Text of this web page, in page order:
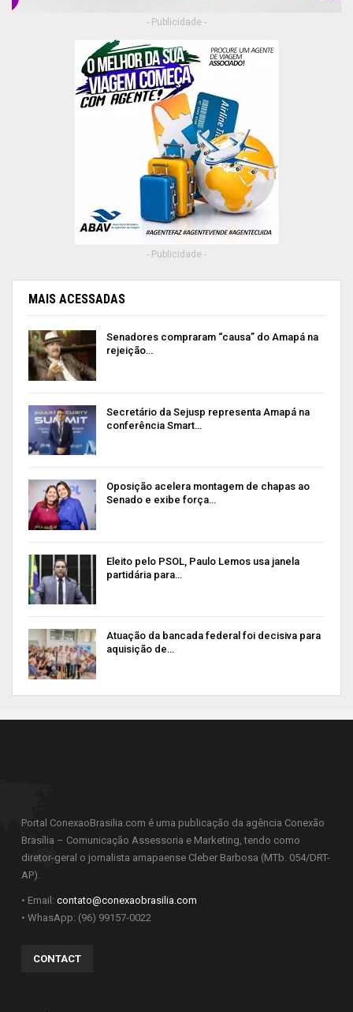
- Publicidade -
- Publicidade -
MAIS ACESSADAS
Senadores compraram “causa” do Amapá na
rejeição…
Secretário da Sejusp representa Amapá na
conferência Smart…
Oposição acelera montagem de chapas ao
Senado e exibe força…
Eleito pelo PSOL, Paulo Lemos usa janela
partidária para…
Atuação da bancada federal foi decisiva para
aquisição de…
Portal ConexaoBrasilia.com é uma publicação da agência Conexão
Brasília – Comunicação Assessoria e Marketing, tendo como
diretor-geral o jornalista amapaense Cleber Barbosa (MTb. 054/DRT-
AP).
• Email: contato@conexaobrasilia.com
• WhasApp: (96) 99157-0022
CONTACT